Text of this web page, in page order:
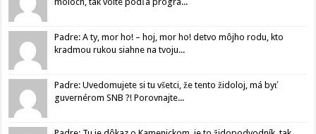
Padre: A ty, mor ho! – hoj, mor ho! detvo môjho rodu, kto
kradmou rukou siahne na tvoju...
Padre: Uvedomujete si tu všetci, že tento židoloj, má byť
guvernérom SNB ?! Porovnajte...